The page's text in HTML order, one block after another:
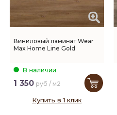
Виниловый ламинат Wear
Max Home Line Gold
В наличии
1 350 руб / м2
Купить в 1 клик